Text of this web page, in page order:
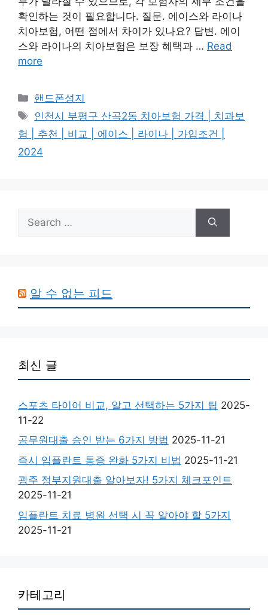
확인하는 것이 필요합니다. 질문. 에이스와 라이나
치아보험, 어떤 점에서 차이가 있나요? 답변. 에이
스와 라이나의 치아보험은 보장 혜택과 … Read
more
Categories
핸드폰성지
Tags
인천시 부평구 산곡2동 치아보험 가격 | 치과보
험 | 추천 | 비교 | 에이스 | 라이나 | 가입조건 |
2024
for:
알 수 없는 피드
최신 글
스포츠 타이어 비교, 알고 선택하는 5가지 팁 2025-
11-22
공무원대출 승인 받는 6가지 방법 2025-11-21
즉시 임플란트 통증 완화 5가지 비법 2025-11-21
광주 정부지원대출 알아보자! 5가지 체크포인트
2025-11-21
임플란트 치료 병원 선택 시 꼭 알아야 할 5가지
2025-11-21
카테고리